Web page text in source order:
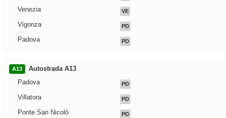
Venezia VE
Vigonza PD
Padova PD
A13
Autostrada A13
Padova
PD
Villatora PD
Ponte San Nicolò PD